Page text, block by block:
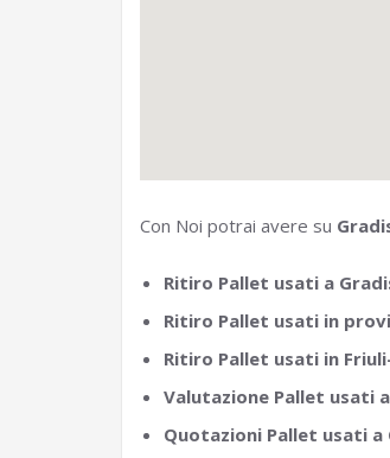
Con Noi potrai avere su
Ritiro Pallet usati a
Ritiro Pallet usati in
Ritiro Pallet usati in
Valutazione Pallet usati
Quotazioni Pallet usati a